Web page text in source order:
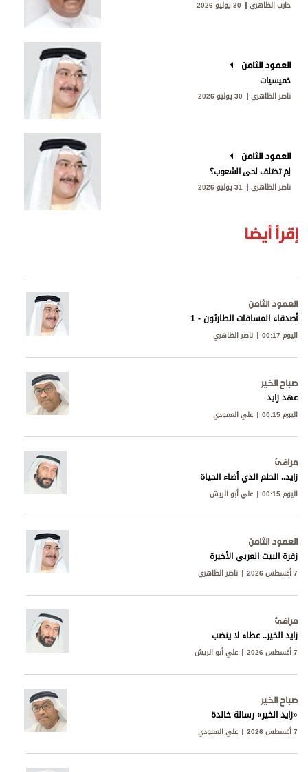
حارب الظاهري 30 يوليو 2026
العمود الثامن
خميسيات
ناصر الظاهري 30 يوليو 2026
العمود الثامن
لِمَ تختلف لحى الشعوب؟
ناصر الظاهري 31 يوليو 2026
إقرأ أيضا
العمود الثامن
أصدقاء المسافات الطارئون - 1
اليوم 00:17 ناصر الظاهري
صباح الخير
عهد زايد
اليوم 00:15 علي العمودي
مرافئ
زايد.. الحلم الذي أضاء الحياة
اليوم 00:15 علي أبو الريش
العمود الثامن
زفرة البيت العربي الأخيرة
7 أغسطس 2026 ناصر الظاهري
مرافئ
زايد الخير.. عطاء لا ينضب
7 أغسطس 2026 علي أبو الريش
صباح الخير
«زايد الخير» رسالة خالدة
7 أغسطس 2026 علي العمودي